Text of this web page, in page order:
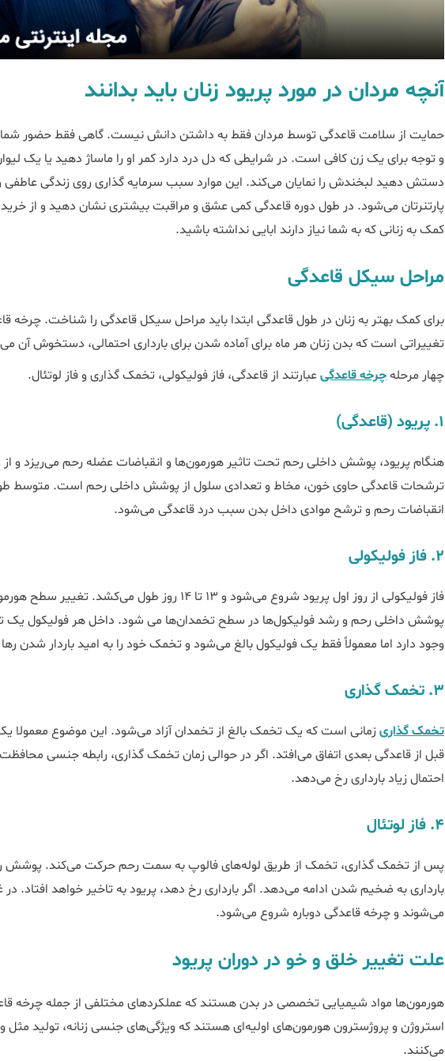
آنچه مردان در مورد پریود زنان باید بدانند
حمایت از سلامت قاعدگی توسط مردان فقط به داشتن دانش نیست. گاهی فقط حضور
و توجه برای یک زن کافی است. در شرایطی که دل درد دارد کمر او را ماساژ دهید یا یک
دستش دهید لبخندش را نمایان می‌کند. این موارد سبب سرمایه گذاری روی زندگی
پارتنرتان می‌شود. در طول دوره قاعدگی کمی عشق و مراقبت بیشتری نشان دهید و از
کمک به زنانی که به شما نیاز دارند ابایی نداشته باشید.
مراحل سیکل قاعدگی
برای کمک بهتر به زنان در طول قاعدگی ابتدا باید مراحل سیکل قاعدگی را شناخت. چرخه
تغییراتی است که بدن زنان هر ماه برای آماده شدن برای بارداری احتمالی، دستخوش آن
چهار مرحلهچرخه قاعدگیعبارتند از قاعدگی، فاز فولیکولی، تخمک گذاری و فاز لوتئال.
1. پریود (قاعدگی)
هنگام پریود، پوشش داخلی رحم تحت تاثیر هورمون‌ها و انقباضات عضله رحم می‌ریزد و
انقباضات رحم و ترشح موادی داخل بدن سبب درد قاعدگی می‌شود.
2. فاز فولیکولی
فاز فولیکولی از روز اول پریود شروع می‌شود و 13 تا 14 روز
پوشش داخلی رحم و رشد فولیکول‌ها در سطح تخمدان‌ها می شود. داخل هر فولیکول یک
وجود دارد اما معمولاً فقط یک فولیکول بالغ می‌شود و تخمک خود را به امید باردار شدن
3. تخمک گذاری
تخمک گذاری
قبل از قاعدگی بعدی اتفاق می‌افتد. اگر در حوالی زمان تخمک گذاری، رابطه جنسی
احتمال زیاد بارداری رخ می‌دهد.
4. فاز لوتئال
پس از تخمک گذاری، تخمک از طریق لوله‌های فالوپ به سمت رحم حرکت می‌کند. پوشش
بارداری به ضخیم شدن ادامه می‌دهد. اگر بارداری رخ دهد، پریود به تاخیر خواهد افتاد.
می‌شوند و چرخه قاعدگی دوباره شروع می‌شود.
علت تغییر خلق و خو در دوران پریود
هورمون‌ها مواد شیمیایی تخصصی در بدن هستند که عملکردهای مختلفی از جمله چرخه
استروژن و پروژسترون هورمون‌های اولیه‌ای هستند که ویژگی‌های جنسی زنانه، تولید مثل
می‌کنند.